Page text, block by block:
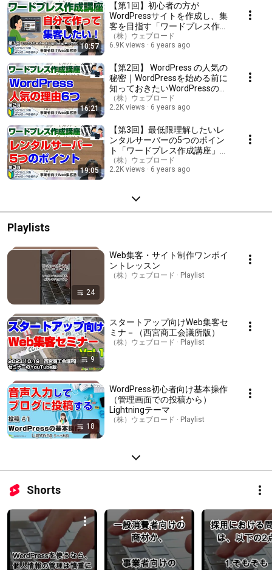
＞ ・40代以上の事業者 ・WordPressに関心がある ・WordPressで自分で
作って運営したい ・WordPressを現在運営している ・WordPressを使い
こなしたい ・Webで集客したい ・実務で使えるところだけ学びたい ＜
講座の対象でない方＞ ・今すぐWordPressサイトを作成したい方 ・成果
(集客・売上)をすぐに求める方 ・WordPressを一から順序立てて学びた
い方 ・既にWordPressの知識がある方 ＜講座の方針＞ ・平日20時に配
信予定 ・仕事の都合で配信が遅れる場合もあります ・教科書通りにはや
りません ・事業者が必要なところに限っての内容です ・ご質問は
YouTube内で回答します ・ご質問は講座内容に関するものに限らせて頂
きます ・トピック次第で講義時間が変動します ・私の経験に即した内容
をお話しします ・内容に誤りがあればご指摘頂ければ助かります ・ちょ
っとゆるめにやりたいです。ご了承ください 動画内で紹介している
WordPressの有料テーマ Lightning Pro → https://vws.vektor-
inc.co.jp/?vwaf=201 動画内で紹介しているレンタルサーバー エックスサ
ーバー → http://bit.ly/2yjnfyP
10:57
【第1回】初心者の方が
WordPressサイトを作成し、集
客を目指す「ワードプレス作成
講座」（※Lightningテーマ利
用）具体的な内容は動画の後半
（株）ウェブロード
6.9K views
6 years ago
16:21
【第2回】 WordPress の人気の
秘密｜WordPressを始める前に
知っておきたいWordPressのす
ごさやメリットを解説いたしま
す「ワードプレス作成講座」
（株）ウェブロード
2.2K views
6 years ago
19:05
【第3回】最低限理解したいレ
ンタルサーバーの5つのポイン
ト「ワードプレス作成講座」レ
ンタルサーバー会社の比較（ロ
リポップ、さくらサーバー、エ
（株）ウェブロード
2.2K views
6 years ago
Playlists
24
Web集客・サイト制作ワンポイ
ントレッスン
（株）ウェブロード · Playlist
9
スタートアップ向けWeb集客セ
ミナ－（西宮商工会議所版）
（株）ウェブロード · Playlist
18
WordPress初心者向け基本操作
（管理画面での投稿から）
Lightningテーマ
（株）ウェブロード · Playlist
Shorts